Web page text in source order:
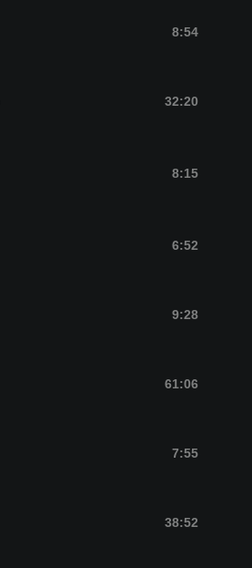
8:54
32:20
8:15
6:52
9:28
61:06
7:55
38:52